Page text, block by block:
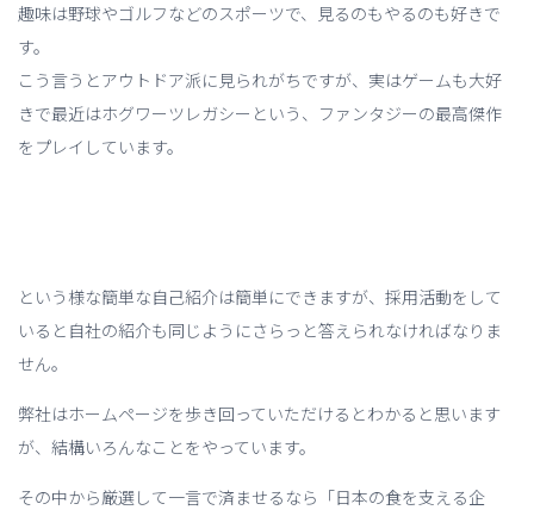
趣味は野球やゴルフなどのスポーツで、見るのもやるのも好きで
す。
こう言うとアウトドア派に見られがちですが、実はゲームも大好
きで最近はホグワーツレガシーという、ファンタジーの最高傑作
をプレイしています。
という様な簡単な自己紹介は簡単にできますが、採用活動をして
いると自社の紹介も同じようにさらっと答えられなければなりま
せん。
弊社はホームページを歩き回っていただけるとわかると思います
が、結構いろんなことをやっています。
その中から厳選して一言で済ませるなら「日本の食を支える企